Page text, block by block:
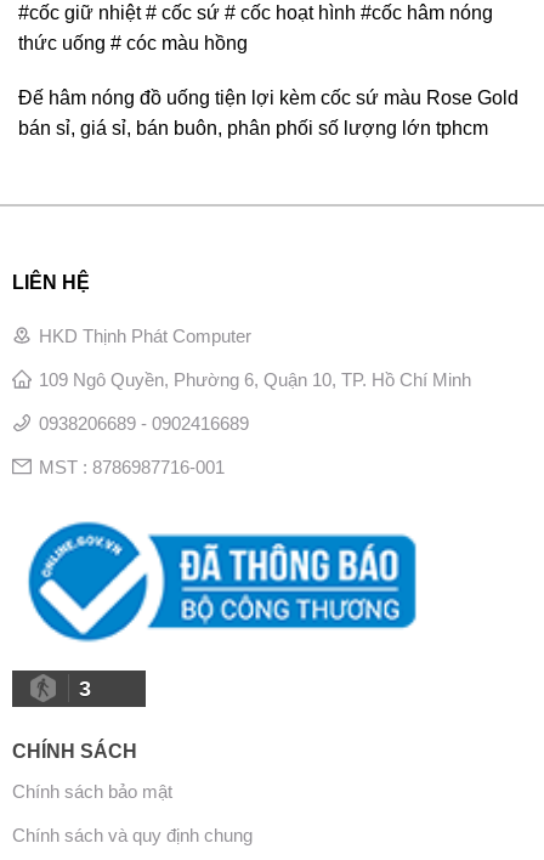
#cốc giữ nhiệt # cốc sứ # cốc hoạt hình #cốc hâm nóng
thức uống # cóc màu hồng
Đế hâm nóng đồ uống tiện lợi kèm cốc sứ màu Rose Gold
bán sỉ, giá sỉ, bán buôn, phân phối số lượng lớn tphcm
LIÊN HỆ
HKD Thịnh Phát Computer
109 Ngô Quyền, Phường 6, Quận 10, TP. Hồ Chí Minh
0938206689 - 0902416689
MST : 8786987716-001
3
CHÍNH SÁCH
Chính sách bảo mật
Chính sách và quy định chung